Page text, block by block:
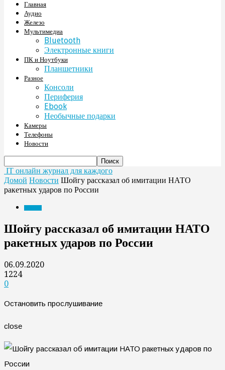
Главная
Аудио
Железо
Мультимедиа
Bluetooth
Электронные книги
ПК и Ноутбуки
Планшетники
Разное
Консоли
Периферия
Ebook
Необычные подарки
Камеры
Телефоны
Новости
IT онлайн журнал для каждого
Домой Новости Шойгу рассказал об имитации НАТО
ракетных ударов по России
Шойгу рассказал об имитации НАТО
ракетных ударов по России
06.09.2020
1224
0
Остановить прослушивание
close